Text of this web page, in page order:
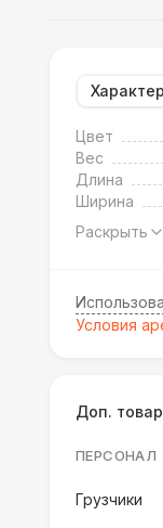
Цвет
Вес
Длина
Ширина
Раскрыть
Условия
Доп.
ПЕРСОНАЛ
Грузчики